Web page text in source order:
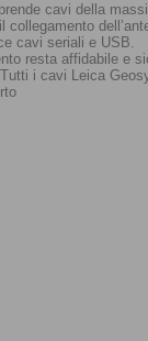
cavi della
collegamento
cavi seriali e USB.
resta affidabile e
i cavi Leica